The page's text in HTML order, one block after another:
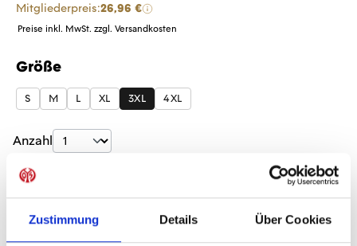
Zustimmung Details Über Cookies
Mitgliederpreis:26,96 €
Preise inkl. MwSt. zzgl. Versandkosten
Größe
auswählen
S M L XL 3XL 4XL
Produkt Anzahl: Gib den gewünschten
Anzahl
Sofort verfügbar, Lieferzeit: 5-7 Tage